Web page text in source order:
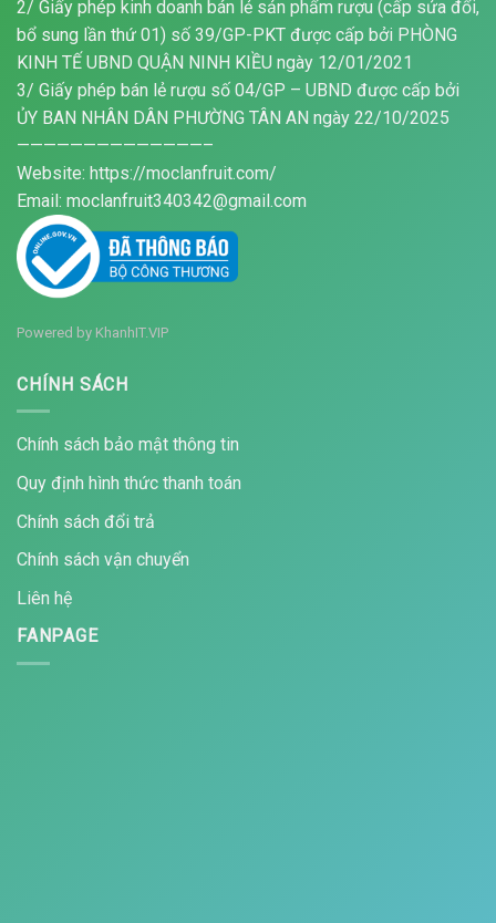
2/ Giấy phép kinh doanh bán lẻ sản phẩm rượu (cấp sửa đổi,
bổ sung lần thứ 01) số 39/GP-PKT được cấp bởi PHÒNG
KINH TẾ UBND QUẬN NINH KIỀU ngày 12/01/2021
3/ Giấy phép bán lẻ rượu số 04/GP – UBND được cấp bởi
ỦY BAN NHÂN DÂN PHƯỜNG TÂN AN ngày 22/10/2025
——————————————–
Website: https://moclanfruit.com/
Email: moclanfruit340342@gmail.com
Powered by KhanhIT.VIP
CHÍNH SÁCH
Chính sách bảo mật thông tin
Quy định hình thức thanh toán
Chính sách đổi trả
Chính sách vận chuyển
Liên hệ
FANPAGE